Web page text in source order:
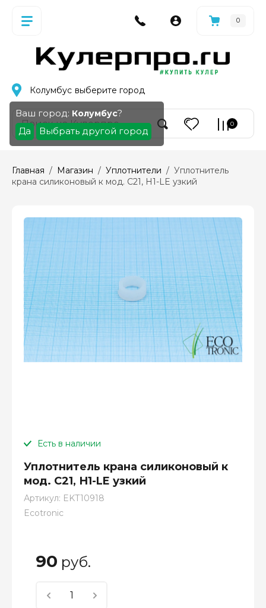
0
Колумбус выберите город
Ваш город: Колумбус?
Да
Выбрать другой город
0
Главная / Магазин / Уплотнители /  Уплотнитель
крана силиконовый к мод. C21, Н1-LE узкий
Есть в наличии
Уплотнитель крана силиконовый к
мод. C21, Н1-LE узкий
Артикул: EKT10918
Ecotronic
90 руб.